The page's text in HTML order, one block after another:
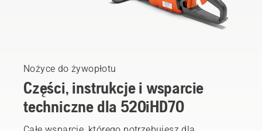
Nożyce do żywopłotu
Części, instrukcje i wsparcie
techniczne dla 520iHD70